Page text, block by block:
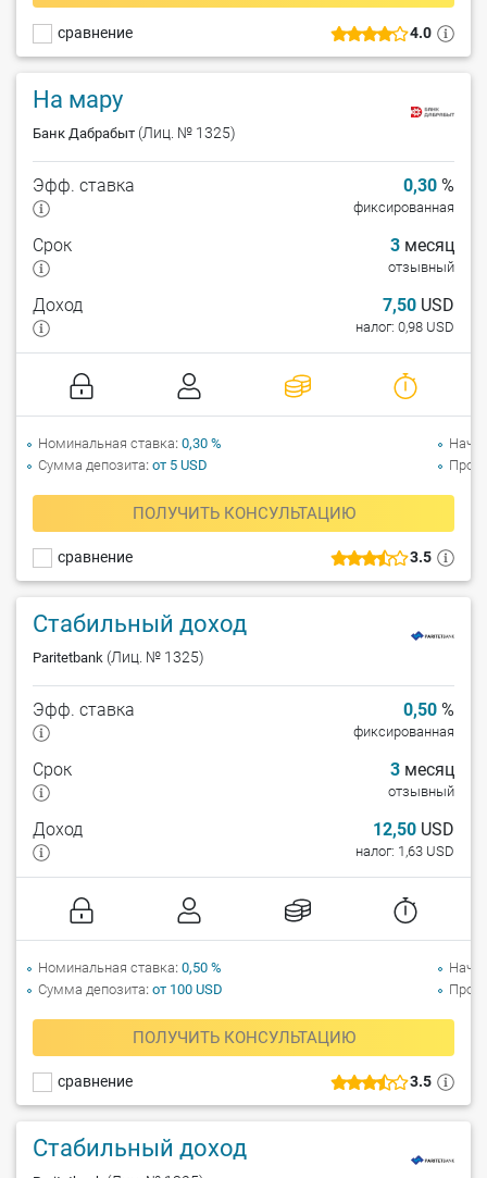
4.0
сравнение
На мару
Банк Дабрабыт (Лиц. № 1325)
3.5
сравнение
Эфф. ставка 0,30 %
фиксированная
Срок 3 месяц
отзывный
Доход 7,50 USD
налог: 0,98 USD
ПОЛУЧИТЬ КОНСУЛЬТАЦИЮ
Номинальная ставка 0,30 %
Сумма депозита от 5 USD
Стабильный доход
Paritetbank (Лиц. № 1325)
3.5
сравнение
Эфф. ставка 0,50 %
фиксированная
Срок 3 месяц
отзывный
Доход 12,50 USD
налог: 1,63 USD
ПОЛУЧИТЬ КОНСУЛЬТАЦИЮ
Номинальная ставка 0,50 %
Сумма депозита от 100 USD
Стабильный доход